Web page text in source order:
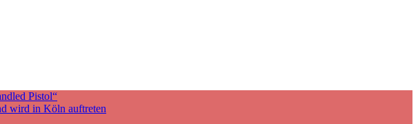
Pistol“
wird in Köln auftreten